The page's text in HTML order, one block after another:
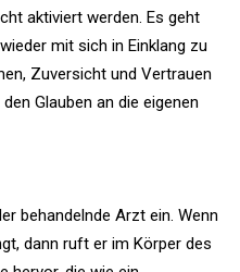
aktiviert werden. Es geht
mit sich in Einklang zu
Zuversicht und Vertrauen
Glauben an die eigenen
behandelnde Arzt ein. Wenn
dann ruft er im Körper des